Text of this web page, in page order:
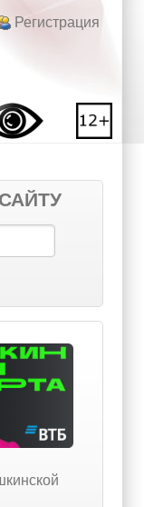
Регистрация